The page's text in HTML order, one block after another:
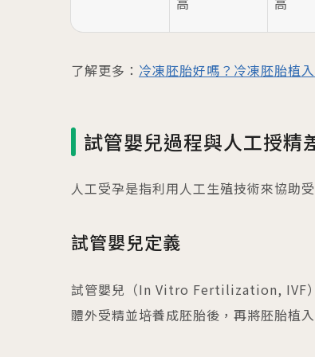
了解更多： 冷凍胚胎好嗎？冷凍胚胎植
試管嬰兒過程與人工授精
人工受孕是指利用人工生殖技術來協助
試管嬰兒定義
試管嬰兒（In Vitro Fertilization, IVF）
體外受精並培養成胚胎後，再將胚胎植